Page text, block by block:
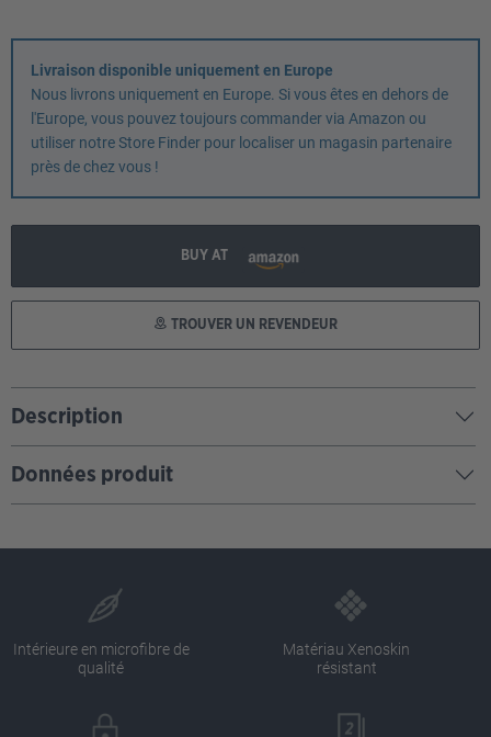
Livraison disponible uniquement en Europe
Nous livrons uniquement en Europe. Si vous êtes en dehors de
l'Europe, vous pouvez toujours commander via Amazon ou
utiliser notre Store Finder pour localiser un magasin partenaire
près de chez vous !
BUY AT
TROUVER UN REVENDEUR
Description
Données produit
Intérieure en microfibre de
qualité
Matériau Xenoskin
résistant